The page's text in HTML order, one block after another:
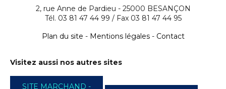
2, rue Anne de Pardieu - 25000 BESANÇON
Tél. 03 81 47 44 99 / Fax 03 81 47 44 95
Plan du site - Mentions légales- Contact
Visitez aussi nos autres sites
SITE MARCHAND -